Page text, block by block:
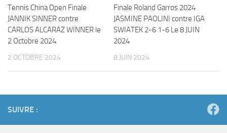
Tennis China Open Finale
JANNIK SINNER contre
CARLOS ALCARAZ WINNER le
2 Octobre 2024
2 OCTOBRE 2024
Finale Roland Garros 2024
JASMINE PAOLINI contre IGA
SWIATEK 2-6 1-6 Le 8 JUIN
2024
8 JUIN 2024
SUIVRE :